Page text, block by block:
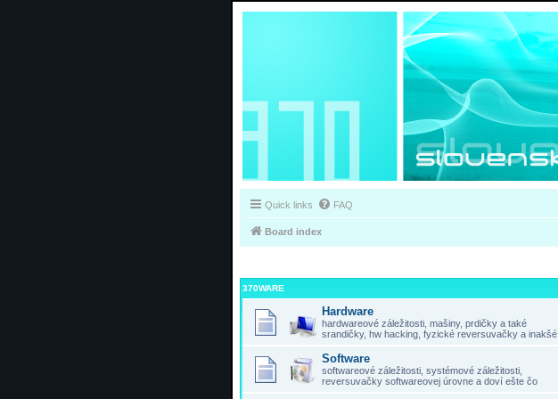
Quick links FAQ
Board index
370WARE
Hardware
hardwareové záležitosti, mašiny, prdičky a také
srandičky, hw hacking, fyzické reversuvačky a inakšé
Software
softwareové záležitosti, systémové záležitosti,
reversuvačky softwareovej úrovne a doví ešte čo